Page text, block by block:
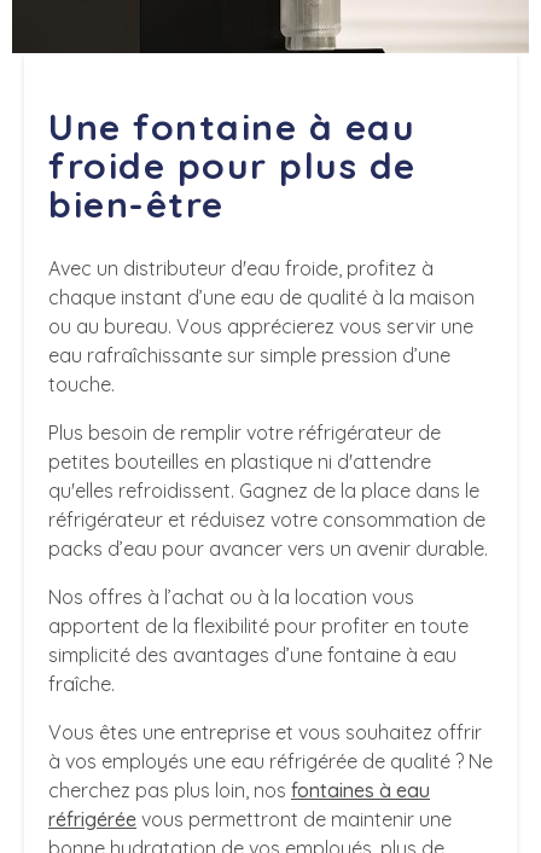
Une fontaine à eau
froide pour plus de
bien-être
Avec un distributeur d'eau froide, profitez à
chaque instant d’une eau de qualité à la maison
ou au bureau. Vous apprécierez vous servir une
eau rafraîchissante sur simple pression d’une
touche.
Plus besoin de remplir votre réfrigérateur de
petites bouteilles en plastique ni d'attendre
qu'elles refroidissent. Gagnez de la place dans le
réfrigérateur et réduisez votre consommation de
packs d’eau pour avancer vers un avenir durable.
Nos offres à l’achat ou à la location vous
apportent de la flexibilité pour profiter en toute
simplicité des avantages d’une fontaine à eau
fraîche.
Vous êtes une entreprise et vous souhaitez offrir
à vos employés une eau réfrigérée de qualité ? Ne
cherchez pas plus loin, nos fontaines à eau
réfrigérée vous permettront de maintenir une
bonne hydratation de vos employés, plus de